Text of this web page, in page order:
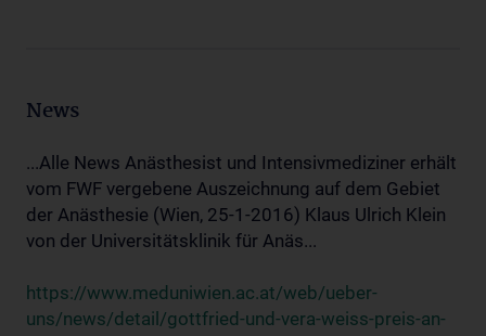
News
...Alle News Anästhesist und Intensivmediziner erhält
vom FWF vergebene Auszeichnung auf dem Gebiet
der Anästhesie (Wien, 25-1-2016) Klaus Ulrich Klein
von der Universitätsklinik für Anäs...
https://www.meduniwien.ac.at/web/ueber-
uns/news/detail/gottfried-und-vera-weiss-preis-an-